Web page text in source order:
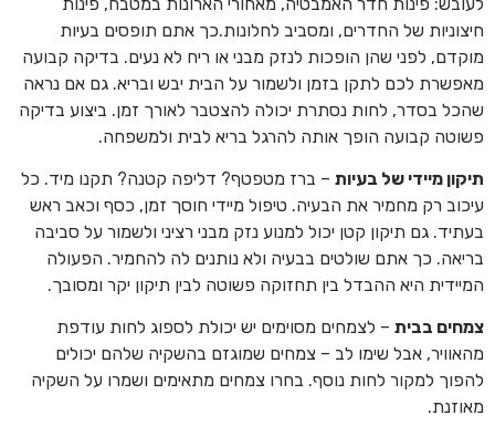
חיצוניות של החדרים, ומסביב לחלונות.כך אתם תופסים בעיות
מוקדם, לפני שהן הופכות לנזק מבני או ריח לא נעים. בדיקה קבועה
מאפשרת לכם לתקן בזמן ולשמור על הבית יבש ובריא. גם אם נראה
שהכל בסדר, לחות נסתרת יכולה להצטבר לאורך זמן. ביצוע בדיקה
פשוטה קבועה הופך אותה להרגל בריא לבית ולמשפחה.
תיקון מיידי של בעיות – ברז מטפטף? דליפה קטנה? תקנו מיד. כל
עיכוב רק מחמיר את הבעיה. טיפול מיידי חוסך זמן, כסף וכאב ראש
בעתיד. גם תיקון קטן יכול למנוע נזק מבני רציני ולשמור על סביבה
בריאה. כך אתם שולטים בבעיה ולא נותנים לה להחמיר. הפעולה
המיידית היא ההבדל בין תחזוקה פשוטה לבין תיקון יקר ומסובך.
צמחים בבית – לצמחים מסוימים יש יכולת לספוג לחות עודפת
מהאוויר, אבל שימו לב – צמחים שמוגזם בהשקיה שלהם יכולים
להפוך למקור לחות נוסף. בחרו צמחים מתאימים ושמרו על השקיה
מאוזנת.